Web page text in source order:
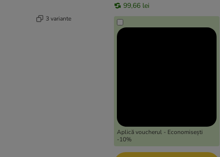
3 variante
99,66 lei
Aplică voucherul - Economisești
-10%